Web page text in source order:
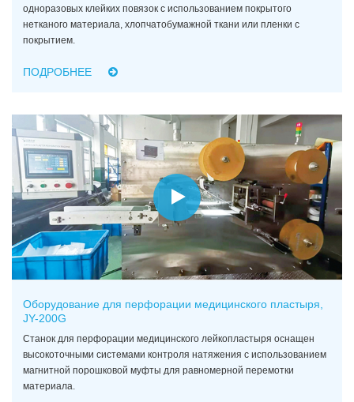
одноразовых клейких повязок с использованием покрытого
нетканого материала, хлопчатобумажной ткани или пленки с
покрытием.
ПОДРОБНЕЕ
Оборудование для перфорации медицинского пластыря,
JY-200G
Станок для перфорации медицинского лейкопластыря оснащен
высокоточными системами контроля натяжения с использованием
магнитной порошковой муфты для равномерной перемотки
материала.